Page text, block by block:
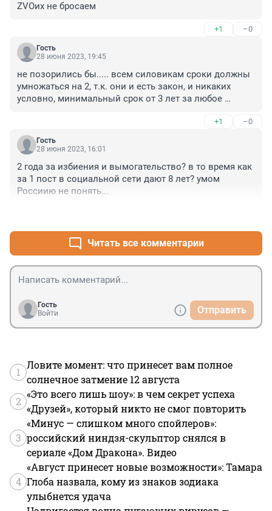
ZVOих не бросаем
+1 –0
Гость
28 июня 2023, 19:45
не позорились бы..... всем силовикам сроки должны
умножаться на 2, т.к. они и есть закон, и никаких
условно, минимальный срок от 3 лет за любое
+1 –0
Гость
28 июня 2023, 16:01
2 года за избиения и вымогательство? в то время как
за 1 пост в социальной сети дают 8 лет? умом
Россиию не понять...
Читать все комментарии
Гость
Войти
Отправить
1
Ловите момент: что принесет вам полное
солнечное затмение 12 августа
2
«Это всего лишь шоу»: в чем секрет успеха
«Друзей», который никто не смог повторить
3
«Минус — слишком много спойлеров»:
российский ниндзя-скульптор снялся в
сериале «Дом Дракона». Видео
4
«Август принесет новые возможности»: Тамара
Глоба назвала, кому из знаков зодиака
улыбнется удача